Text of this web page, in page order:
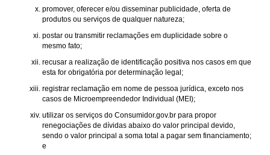
promover, oferecer e/ou disseminar publicidade, oferta de
produtos ou serviços de qualquer natureza;
postar ou transmitir reclamações em duplicidade sobre o
mesmo fato;
recusar a realização de identificação positiva nos casos em que
esta for obrigatória por determinação legal;
registrar reclamação em nome de pessoa jurídica, exceto nos
casos de Microempreendedor Individual (MEI);
utilizar os serviços do Consumidor.gov.br para propor
renegociações de dívidas abaixo do valor principal devido,
sendo o valor principal a soma total a pagar sem financiamento;
e